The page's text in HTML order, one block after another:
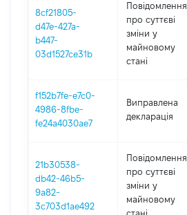
8cf21805-
d47e-427a-
b447-
03d1527ce31b
Повідомлення
про суттєві
зміни y
майновому
стані
f152b7fe-e7c0-
4986-8fbe-
fe24a4030ae7
Виправлена
декларація
21b30538-
db42-46b5-
9a82-
3c703d1ae492
Повідомлення
про суттєві
зміни y
майновому
стані